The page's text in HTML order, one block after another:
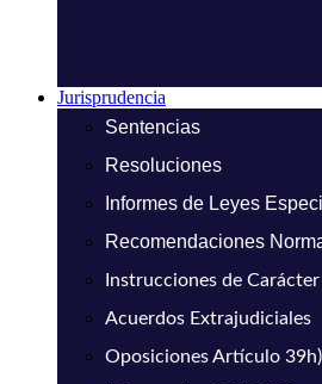
Jurisprudencia
Sentencias
Resoluciones
Informes de Leyes
Recomendaciones
Instrucciones de Carácter
Acuerdos Extrajudiciales
Oposiciones Artículo 39h)